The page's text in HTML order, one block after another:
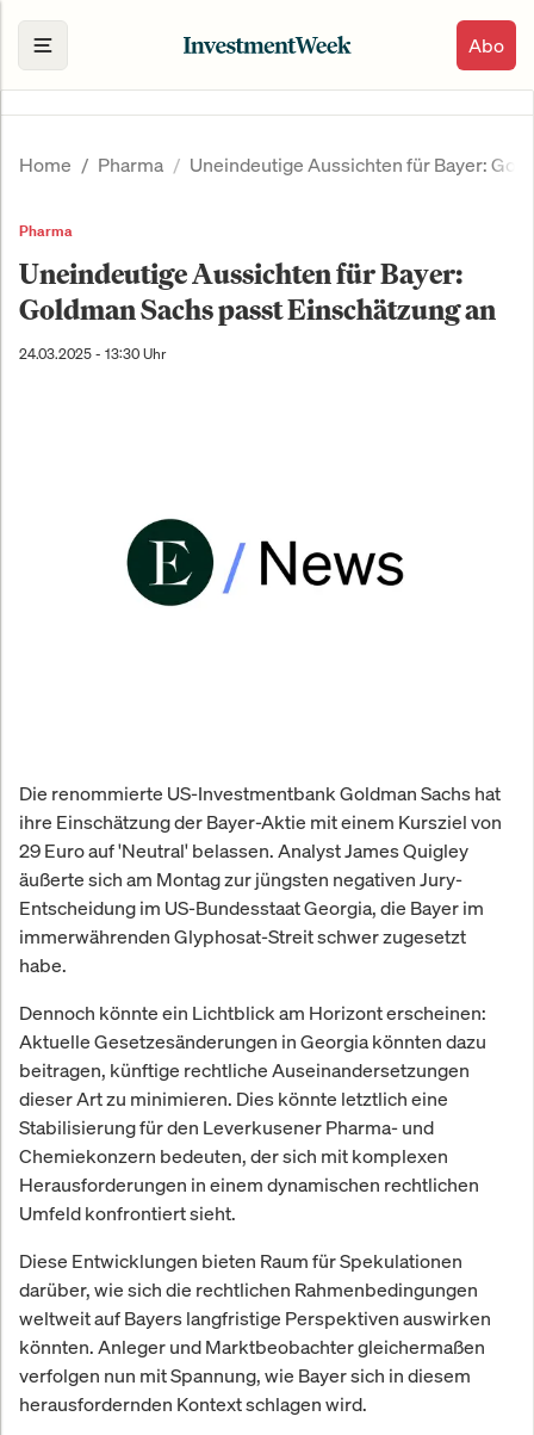
Abo
Home Pharma Uneindeutige Aussichten für Bayer:
Pharma
Uneindeutige Aussichten für Bayer:
Goldman Sachs passt Einschätzung an
24.03.2025 - 13:30 Uhr
Die renommierte US-Investmentbank Goldman Sachs hat
ihre Einschätzung der Bayer-Aktie mit einem Kursziel von
29 Euro auf 'Neutral' belassen. Analyst James Quigley
äußerte sich am Montag zur jüngsten negativen Jury-
Entscheidung im US-Bundesstaat Georgia, die Bayer im
immerwährenden Glyphosat-Streit schwer zugesetzt
habe.
Dennoch könnte ein Lichtblick am Horizont erscheinen:
Aktuelle Gesetzesänderungen in Georgia könnten dazu
beitragen, künftige rechtliche Auseinandersetzungen
dieser Art zu minimieren. Dies könnte letztlich eine
Stabilisierung für den Leverkusener Pharma- und
Chemiekonzern bedeuten, der sich mit komplexen
Herausforderungen in einem dynamischen rechtlichen
Umfeld konfrontiert sieht.
Diese Entwicklungen bieten Raum für Spekulationen
darüber, wie sich die rechtlichen Rahmenbedingungen
weltweit auf Bayers langfristige Perspektiven auswirken
könnten. Anleger und Marktbeobachter gleichermaßen
verfolgen nun mit Spannung, wie Bayer sich in diesem
herausfordernden Kontext schlagen wird.